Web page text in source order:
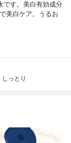
です。美白有効成分
美白ケア。うるお
っとり